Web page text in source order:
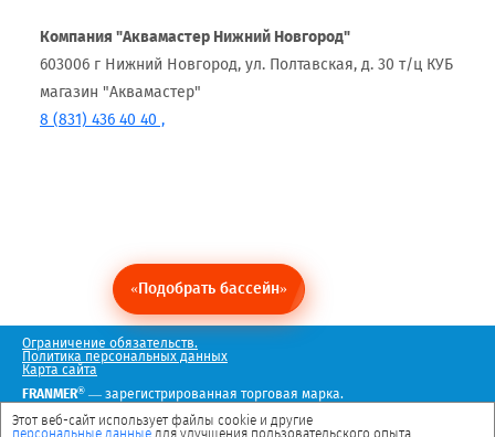
Компания "Аквамастер Нижний Новгород"
603006 г Нижний Новгород, ул. Полтавская, д. 30 т/ц КУБ
магазин "Аквамастер"
8 (831) 436 40 40 ,
«Подобрать бассейн»
Ограничение обязательств.
Политика персональных данных
Карта сайта
FRANMER® — зарегистрированная торговая марка.
Мы в социальных сетях
Этот веб-сайт использует файлы cookie и другие
персональные данные для улучшения пользовательского опыта.